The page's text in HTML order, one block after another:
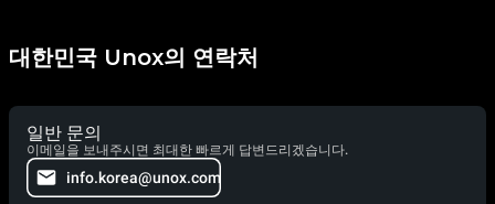
대한민국 Unox의 연락처
일반 문의
이메일을 보내주시면 최대한 빠르게 답변드리겠습니다.
info.korea@unox.com